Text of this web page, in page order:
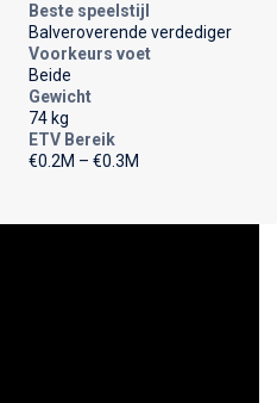
Beste speelstijl
Balveroverende verdediger
Voorkeurs voet
Beide
Gewicht
74 kg
ETV Bereik
€0.2M – €0.3M